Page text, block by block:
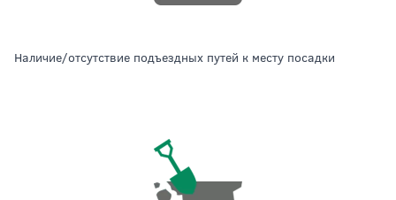
наличие/отсутствие подъездных путей к месту посадки